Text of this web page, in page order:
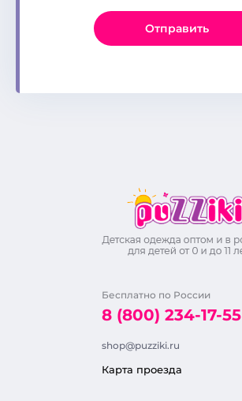
Отправить
Бесплатно по России
8 (800) 234-17-55
shop@puzziki.ru
Карта проезда